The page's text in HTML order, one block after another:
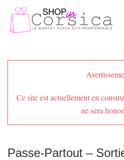
Passer au contenu principal
Ce site est actuellement en
ne sera
Passe-Partout –